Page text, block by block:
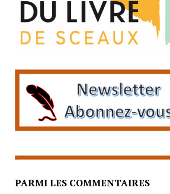
PARMI LES COMMENTAIRES